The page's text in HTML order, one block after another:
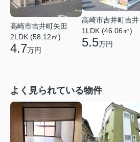
高崎市吉井町矢田
2LDK (58.12㎡)
4.7万円
高崎市吉井町吉井
1LDK (46.06㎡)
5.5万円
よく見られている物件